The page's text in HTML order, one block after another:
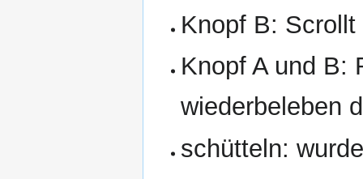
Knopf B: Scrollt
Knopf A und B:
wiederbeleben
schütteln: